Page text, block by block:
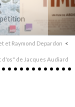
et Raymond Depardon
d'os" de Jacques Audiard